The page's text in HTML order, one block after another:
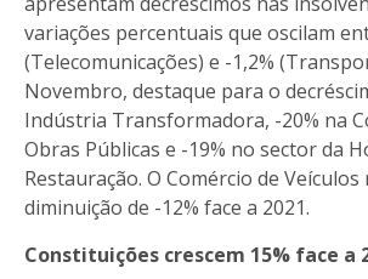
variações percentuais que oscilam
(Telecomunicações) e -1,2%
Novembro, destaque para o
Indústria Transformadora, -20% na
Obras Públicas e -19% no sector da
Restauração. O Comércio de
diminuição de -12% face a 2021.
Constituições crescem 15% face a